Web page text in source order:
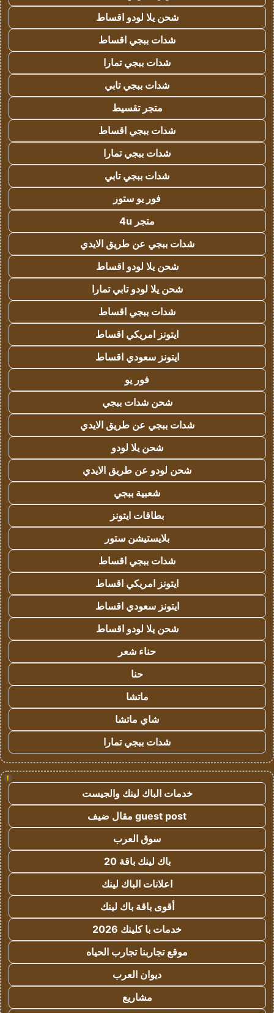
شحن يلا لودو اقساط
شدات ببجي اقساط
شدات ببجي تمارا
شدات ببجي تابي
متجر تقسيط
شدات ببجي اقساط
شدات ببجي تمارا
شدات ببجي تابي
فور يو ستور
متجر 4u
شدات ببجي عن طريق الايدي
شحن يلا لودو اقساط
شحن يلا لودو تابي تمارا
شدات ببجي اقساط
ايتونز امريكي اقساط
ايتونز سعودي اقساط
فور يو
شحن شدات ببجي
شدات ببجي عن طريق الايدي
شحن يلا لودو
شحن لودو عن طريق الايدي
شعبية ببجي
بطاقات ايتونز
بلايستيشن ستور
شدات ببجي اقساط
ايتونز امريكي اقساط
ايتونز سعودي اقساط
شحن يلا لودو اقساط
حناء شعر
حنا
ماتشا
شاي ماتشا
شدات ببجي تمارا
!
خدمات الباك لينك والجيست
guest post مقال ضيف
سوق العرب
باك لينك باقة 20
اعلانات الباك لينك
أقوى باقة باك لينك
خدمات با كلينك 2026
موقع تجاربنا تجارب الحياه
ديوان العرب
مشاريع